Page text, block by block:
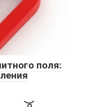
поля: